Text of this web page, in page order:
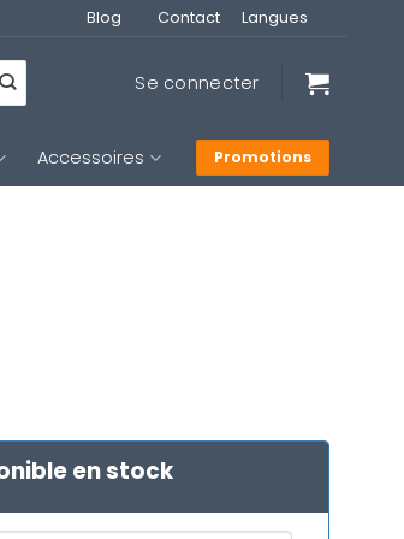
Blog Contact Langues
Se connecter
Accessoires Promotions
en stock